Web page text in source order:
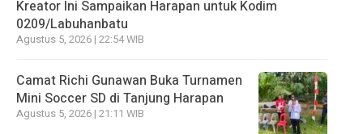
Kreator Ini Sampaikan Harapan untuk Kodim
0209/Labuhanbatu
Agustus 5, 2026 | 22:54 WIB
Camat Richi Gunawan Buka Turnamen
Mini Soccer SD di Tanjung Harapan
Agustus 5, 2026 | 21:11 WIB